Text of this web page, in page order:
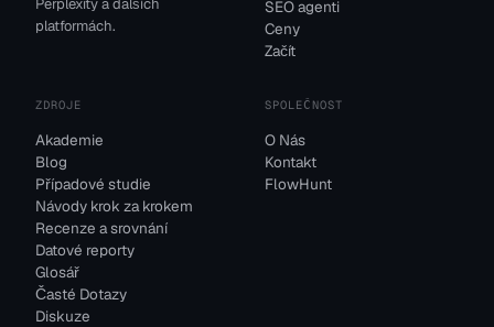
Perplexity a dalších
platformách.
SEO agenti
Ceny
Začít
ZDROJE
Akademie
Blog
Případové studie
Návody krok za krokem
Recenze a srovnání
Datové reporty
Glosář
Časté Dotazy
Diskuze
SPOLEČNOST
O Nás
Kontakt
FlowHunt